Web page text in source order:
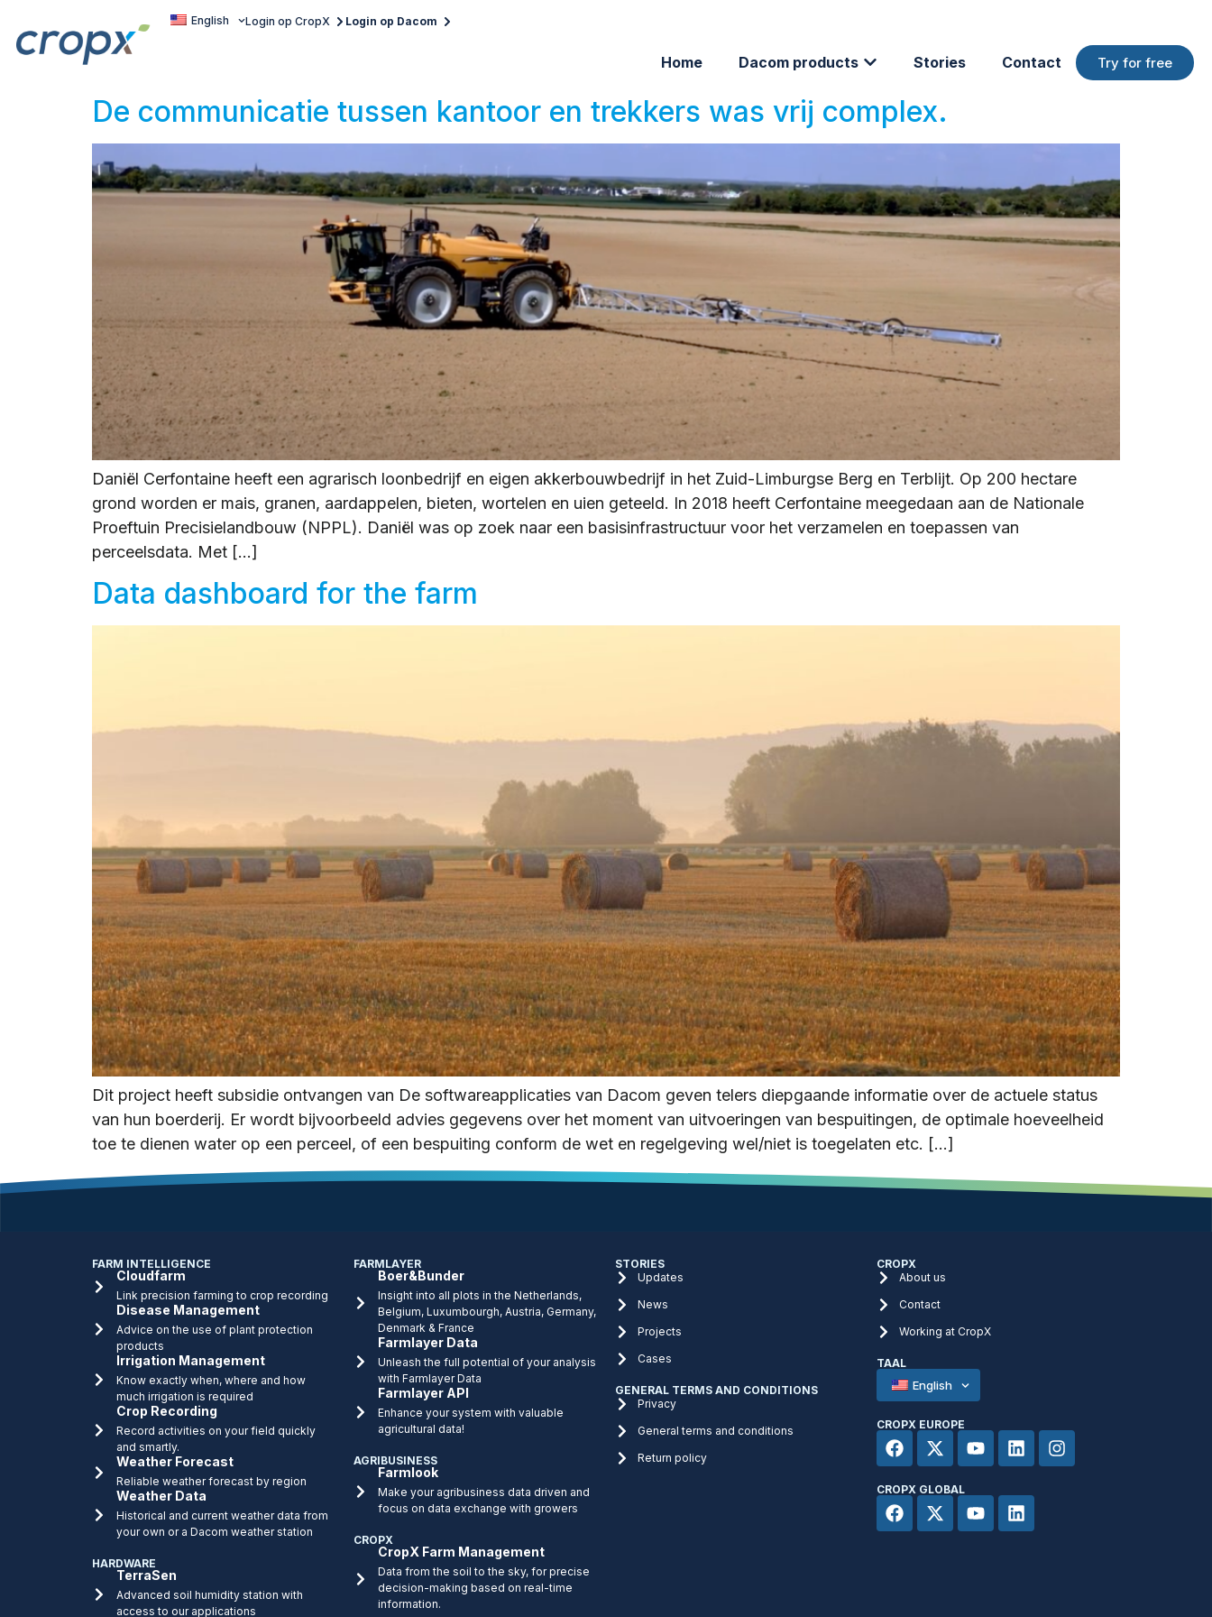
English Login op CropX Login op Dacom
Home Dacom products Stories Contact Try for free
De communicatie tussen kantoor en trekkers was vrij complex.
Daniël Cerfontaine heeft een agrarisch loonbedrijf en eigen akkerbouwbedrijf in het Zuid-Limburgse Berg en Terblijt. Op 200 hectare
grond worden er mais, granen, aardappelen, bieten, wortelen en uien geteeld. In 2018 heeft Cerfontaine meegedaan aan de Nationale
Proeftuin Precisielandbouw (NPPL). Daniël was op zoek naar een basisinfrastructuur voor het verzamelen en toepassen van
perceelsdata. Met […]
Data dashboard for the farm
Dit project heeft subsidie ontvangen van De softwareapplicaties van Dacom geven telers diepgaande informatie over de actuele status
van hun boerderij. Er wordt bijvoorbeeld advies gegevens over het moment van uitvoeringen van bespuitingen, de optimale hoeveelheid
toe te dienen water op een perceel, of een bespuiting conform de wet en regelgeving wel/niet is toegelaten etc. […]
FARM INTELLIGENCE
Cloudfarm
Link precision farming to crop recording
Disease Management
Advice on the use of plant protection
products
Irrigation Management
Know exactly when, where and how
much irrigation is required
Crop Recording
Record activities on your field quickly
and smartly.
Weather Forecast
Reliable weather forecast by region
Weather Data
Historical and current weather data from
your own or a Dacom weather station
HARDWARE
TerraSen
Advanced soil humidity station with
access to our applications
FARMLAYER
Boer&Bunder
Insight into all plots in the Netherlands,
Belgium, Luxumbourgh, Austria, Germany,
Denmark & France
Farmlayer Data
Unleash the full potential of your analysis
with Farmlayer Data
Farmlayer API
Enhance your system with valuable
agricultural data!
AGRIBUSINESS
Farmlook
Make your agribusiness data driven and
focus on data exchange with growers
CROPX
CropX Farm Management
Data from the soil to the sky, for precise
decision-making based on real-time
information.
STORIES
Updates
News
Projects
Cases
GENERAL TERMS AND CONDITIONS
Privacy
General terms and conditions
Return policy
CROPX
About us
Contact
Working at CropX
TAAL
English
CROPX EUROPE
CROPX GLOBAL